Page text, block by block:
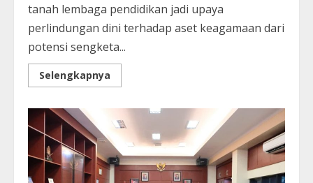
tanah lembaga pendidikan jadi upaya
perlindungan dini terhadap aset keagamaan dari
potensi sengketa...
Selengkapnya